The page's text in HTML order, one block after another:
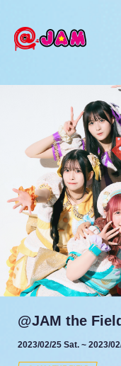
@JAM the
2023/02/25 Sat. ~ 2023/